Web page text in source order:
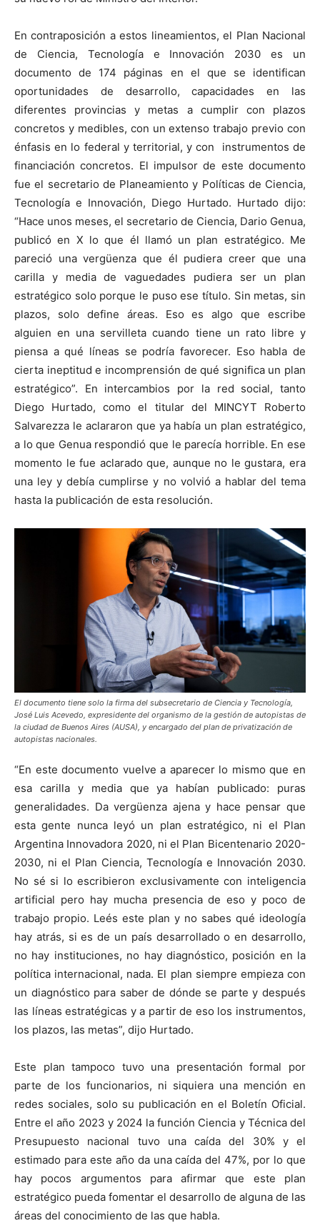
En contraposición a estos lineamientos, el Plan Nacional
de Ciencia, Tecnología e Innovación 2030 es un
documento de 174 páginas en el que se identifican
oportunidades de desarrollo, capacidades en las
diferentes provincias y metas a cumplir con plazos
concretos y medibles, con un extenso trabajo previo con
énfasis en lo federal y territorial, y con instrumentos de
financiación concretos. El impulsor de este documento
fue el secretario de Planeamiento y Políticas de Ciencia,
Tecnología e Innovación, Diego Hurtado. Hurtado dijo:
“Hace unos meses, el secretario de Ciencia, Dario Genua,
publicó en X lo que él llamó un plan estratégico. Me
pareció una vergüenza que él pudiera creer que una
carilla y media de vaguedades pudiera ser un plan
estratégico solo porque le puso ese título. Sin metas, sin
plazos, solo define áreas. Eso es algo que escribe
alguien en una servilleta cuando tiene un rato libre y
piensa a qué líneas se podría favorecer. Eso habla de
cierta ineptitud e incomprensión de qué significa un plan
estratégico”. En intercambios por la red social, tanto
Diego Hurtado, como el titular del MINCYT Roberto
Salvarezza le aclararon que ya había un plan estratégico,
a lo que Genua respondió que le parecía horrible. En ese
momento le fue aclarado que, aunque no le gustara, era
una ley y debía cumplirse y no volvió a hablar del tema
hasta la publicación de esta resolución.
El documento tiene solo la firma del subsecretario de Ciencia y Tecnología,
José Luis Acevedo, expresidente del organismo de la gestión de autopistas de
la ciudad de Buenos Aires (AUSA), y encargado del plan de privatización de
autopistas nacionales.
“En este documento vuelve a aparecer lo mismo que en
esa carilla y media que ya habían publicado: puras
generalidades. Da vergüenza ajena y hace pensar que
esta gente nunca leyó un plan estratégico, ni el Plan
Argentina Innovadora 2020, ni el Plan Bicentenario 2020-
2030, ni el Plan Ciencia, Tecnología e Innovación 2030.
No sé si lo escribieron exclusivamente con inteligencia
artificial pero hay mucha presencia de eso y poco de
trabajo propio. Leés este plan y no sabes qué ideología
hay atrás, si es de un país desarrollado o en desarrollo,
no hay instituciones, no hay diagnóstico, posición en la
política internacional, nada. El plan siempre empieza con
un diagnóstico para saber de dónde se parte y después
las líneas estratégicas y a partir de eso los instrumentos,
los plazos, las metas”, dijo Hurtado.
Este plan tampoco tuvo una presentación formal por
parte de los funcionarios, ni siquiera una mención en
redes sociales, solo su publicación en el Boletín Oficial.
Entre el año 2023 y 2024 la función Ciencia y Técnica del
Presupuesto nacional tuvo una caída del 30% y el
estimado para este año da una caída del 47%, por lo que
hay pocos argumentos para afirmar que este plan
estratégico pueda fomentar el desarrollo de alguna de las
áreas del conocimiento de las que habla.